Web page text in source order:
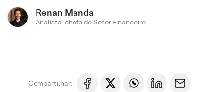
Renan Manda
Analista-chefe do Setor Financeiro
Compartilhar: